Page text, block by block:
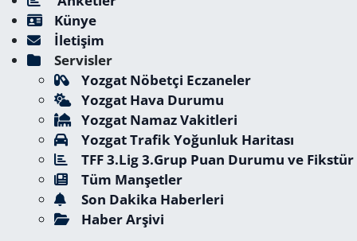
Künye
İletişim
Servisler
Yozgat Nöbetçi Eczaneler
Yozgat Hava Durumu
Yozgat Namaz Vakitleri
Yozgat Trafik Yoğunluk Haritası
TFF 3.Lig 3.Grup Puan Durumu ve Fikstür
Tüm Manşetler
Son Dakika Haberleri
Haber Arşivi